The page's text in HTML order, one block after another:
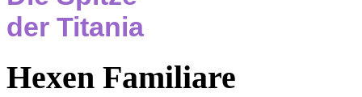
der Titania
Hexen Familiare